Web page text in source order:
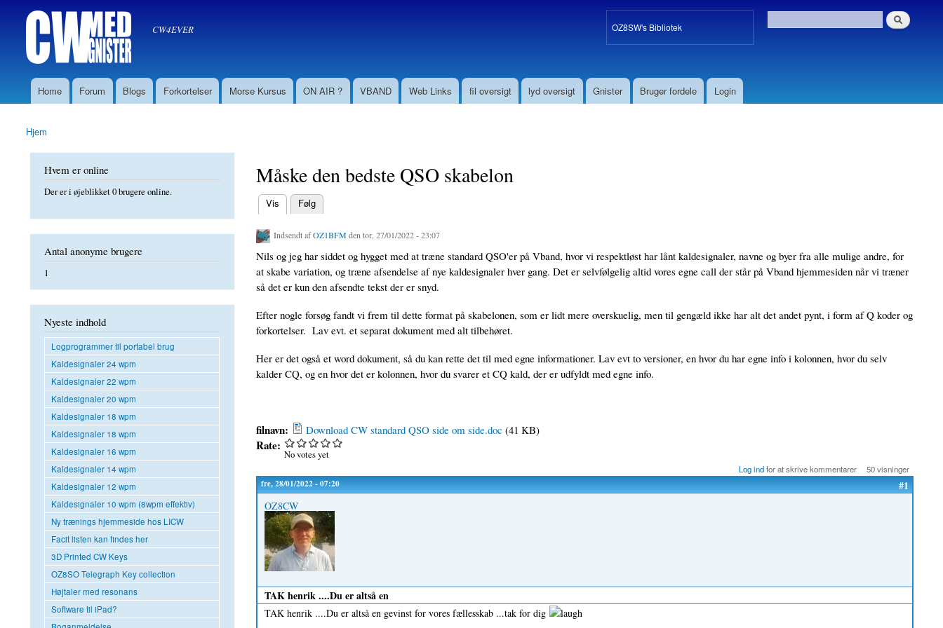
CW med Gnister CW4EVER
oz8sw OZ8SW's Bibliotek
Søgefelt
Søg
Hovedmenu
Home Forum Blogs Forkortelser Morse Kursus ON AIR ? VBAND Web Links fil oversigt lyd oversigt Gnister Bruger fordele Login
Du er her
Hjem
Måske den bedste QSO skabelon
Primære faneblade
Vis
(aktiv fane) Følg
Indsendt afOZ1BFM den tor, 27/01/2022 - 23:07
Nils og jeg har siddet og hygget med at træne standard QSO'er på Vband, hvor vi respektløst har lånt kaldesignaler, navne og byer fra alle mulige andre, for
at skabe variation, og træne afsendelse af nye kaldesignaler hver gang. Det er selvfølgelig altid vores egne call der står på Vband hjemmesiden når vi træner
så det er kun den afsendte tekst der er snyd.
Efter nogle forsøg fandt vi frem til dette format på skabelonen, som er lidt mere overskuelig, men til gengæld ikke har alt det andet pynt, i form af Q koder og
forkortelser. Lav evt. et separat dokument med alt tilbehøret.
Her er det også et word dokument, så du kan rette det til med egne informationer. Lav evt to versioner, en hvor du har egne info i kolonnen, hvor du selv
kalder CQ, og en hvor det er kolonnen, hvor du svarer et CQ kald, der er udfyldt med egne info.
filnavn: Download CW standard QSO side om side.doc (41 KB)
Rate:
No votes yet
Log indfor at skrive kommentarer 50 visninger
fre, 28/01/2022 - 07:20 #1
OZ8CW
TAK henrik ....Du er altså en
TAK henrik ....Du er altså en gevinst for vores fællesskab ...tak for dig
Hvem er online
Der er i øjeblikket 0 brugere online.
Antal anonyme brugere
1
Nyeste indhold
Logprogrammer til portabel brug
Kaldesignaler 24 wpm
Kaldesignaler 22 wpm
Kaldesignaler 20 wpm
Kaldesignaler 18 wpm
Kaldesignaler 18 wpm
Kaldesignaler 16 wpm
Kaldesignaler 14 wpm
Kaldesignaler 12 wpm
Kaldesignaler 10 wpm (8wpm effektiv)
Ny trænings hjemmeside hos LICW
Facit listen kan findes her
3D Printed CW Keys
OZ8SO Telegraph Key collection
Højtaler med resonans
Software til iPad?